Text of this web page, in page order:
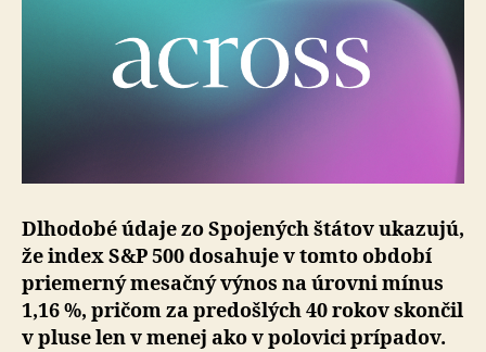
FED
Dlhodobé údaje zo Spojených štátov ukazujú,
že index S&P 500 dosahuje v tomto období
priemerný mesačný výnos na úrovni mínus
1,16 %, pričom za predošlých 40 rokov skončil
v pluse len v menej ako v polovici prípadov.